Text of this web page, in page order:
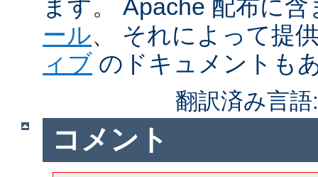
ます。 Apache 配布に
ール、 それによって提
ィブ のドキュメントも
翻訳済み言
コメント